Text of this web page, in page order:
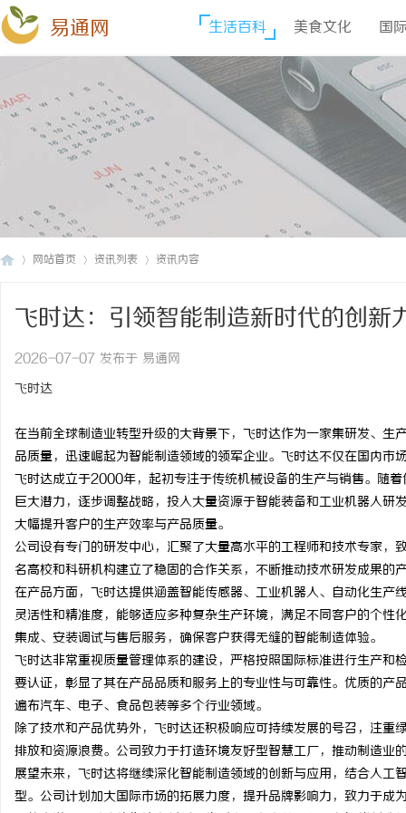
易通网 生活百科 美食文化 国
网站首页 资讯列表 资讯内容
飞时达：引领智能制造新时代的创新
2026-07-07 发布于 易通网
飞时达
在当前全球制造业转型升级的大背景下，飞时达作为一家集研发、
品质量，迅速崛起为智能制造领域的领军企业。飞时达不仅在国内
飞时达成立于2000年，起初专注于传统机械设备的生产与销售。随
巨大潜力，逐步调整战略，投入大量资源于智能装备和工业机器人
大幅提升客户的生产效率与产品质量。
公司设有专门的研发中心，汇聚了大量高水平的工程师和技术专家
名高校和科研机构建立了稳固的合作关系，不断推动技术研发成果的
在产品方面，飞时达提供涵盖智能传感器、工业机器人、自动化生
灵活性和精准度，能够适应多种复杂生产环境，满足不同客户的个
集成、安装调试与售后服务，确保客户获得无缝的智能制造体验。
飞时达非常重视质量管理体系的建设，严格按照国际标准进行生产
要认证，彰显了其在产品品质和服务上的专业性与可靠性。优质的
遍布汽车、电子、食品包装等多个行业领域。
除了技术和产品优势外，飞时达还积极响应可持续发展的号召，注
排放和资源浪费。公司致力于打造环境友好型智慧工厂，推动制造业
展望未来，飞时达将继续深化智能制造领域的创新与应用，结合人
型。公司计划加大国际市场的拓展力度，提升品牌影响力，致力于成